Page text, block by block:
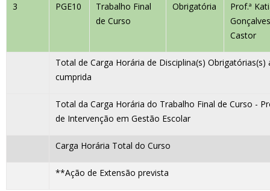
3 PGE10
Trabalho Final
de Curso
Obrigatória
Prof.ª
Gonçalves
Castor
Total de Carga Horária de Disciplina(s) Obrigatórias(s)
cumprida
Total da Carga Horária do Trabalho Final de Curso -
de Intervenção em Gestão Escolar
Carga Horária Total do Curso
**Ação de Extensão prevista